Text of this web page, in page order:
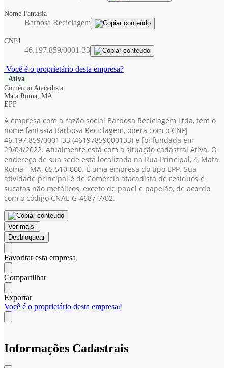
Nome Fantasia
Barbosa Reciclagem
CNPJ
46.197.859/0001-33
Você é o proprietário desta empresa?
Ativa
Comércio Atacadista
Mata Roma, MA
EPP
A empresa com a razão social Barbosa Reciclagem Ltda, tem o
nome fantasia Barbosa Reciclagem, opera com o CNPJ
46.197.859/0001-33 (46197859000133) e foi fundada em
29/04/2022. Atualmente está com a situação cadastral Ativa. O
endereço de sua sede está localizada na Rua Principal, 4, Mata
Roma - MA, 65.510-000. É uma empresa do tipo EPP. Sua
atividade principal é de Comércio atacadista de resíduos e
sucatas não metálicos, exceto de papel e papelão, de acordo
com o código CNAE G-4687-7/02.
Ver mais
Desbloquear
Favoritar esta empresa
Compartilhar
Exportar
Você é o proprietário desta empresa?
Informações Cadastrais